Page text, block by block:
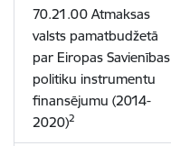
70.21.00 Atmaksas
valsts pamatbudžetā
par Eiropas Savienības
politiku instrumentu
finansējumu (2014-
2020)2